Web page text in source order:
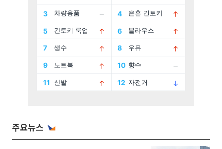
주요뉴스